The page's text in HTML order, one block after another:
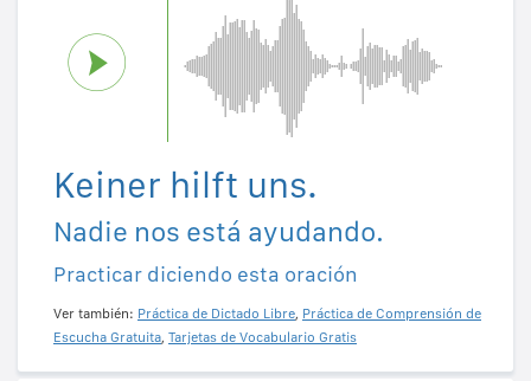
Keiner hilft uns.
Nadie nos está ayudando.
Practicar diciendo esta oración
Ver también: Práctica de Dictado Libre, Práctica de Comprensión de
Escucha Gratuita, Tarjetas de Vocabulario Gratis